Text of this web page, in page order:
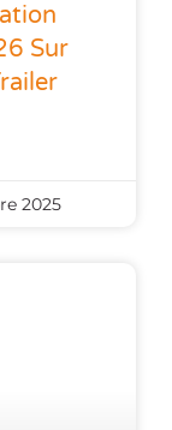
Sur
2025